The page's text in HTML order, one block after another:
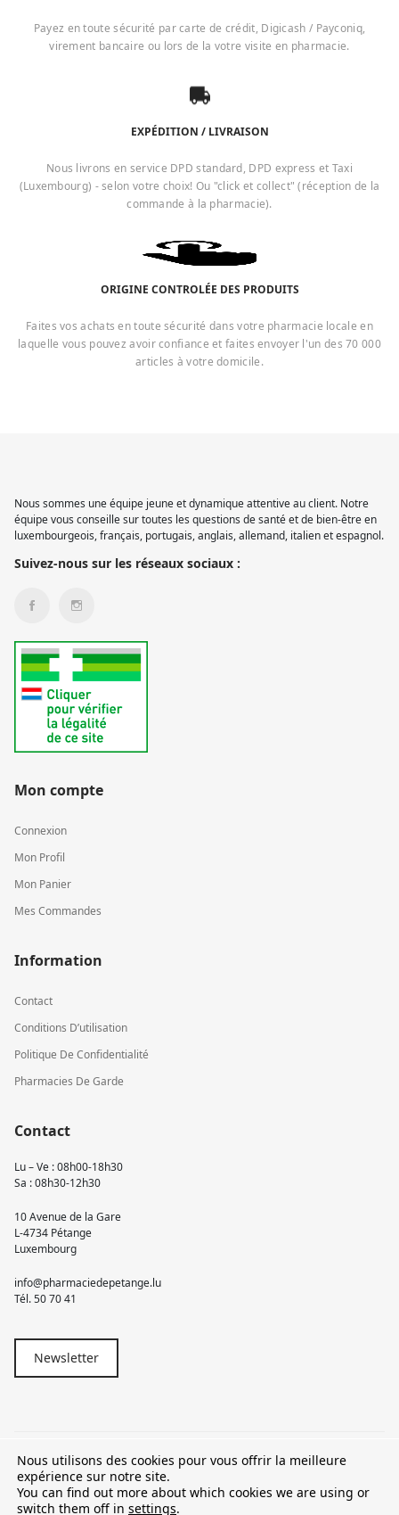
Payez en toute sécurité par carte de crédit, Digicash / Payconiq,
virement bancaire ou lors de la votre visite en pharmacie.
EXPÉDITION / LIVRAISON
Nous livrons en service DPD standard, DPD express et Taxi
(Luxembourg) - selon votre choix! Ou "click et collect" (réception de la
commande à la pharmacie).
ORIGINE CONTROLÉE DES PRODUITS
Faites vos achats en toute sécurité dans votre pharmacie locale en
laquelle vous pouvez avoir confiance et faites envoyer l'un des 70 000
articles à votre domicile.
Nous sommes une équipe jeune et dynamique attentive au client. Notre
équipe vous conseille sur toutes les questions de santé et de bien-être en
luxembourgeois, français, portugais, anglais, allemand, italien et espagnol.
Suivez-nous sur les réseaux sociaux :
Mon compte
Connexion
Mon Profil
Mon Panier
Mes Commandes
Information
Contact
Conditions D’utilisation
Politique De Confidentialité
Pharmacies De Garde
Contact
Lu – Ve : 08h00-18h30
Sa : 08h30-12h30
10 Avenue de la Gare
L-4734 Pétange
Luxembourg
info@pharmaciedepetange.lu
Tél.50 70 41
Newsletter
© 2026 Pharmacie Pétange
TVA LU15581262
Nous utilisons des cookies pour vous offrir la meilleure
expérience sur notre site.
You can find out more about which cookies we are using or
switch them off in settings.